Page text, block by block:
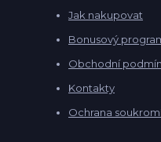
Jak nakupovat
Bonusový
Obchodní
Kontakty
Ochrana